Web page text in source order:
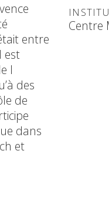
entre
est
l
des
de
dans
et
Centre